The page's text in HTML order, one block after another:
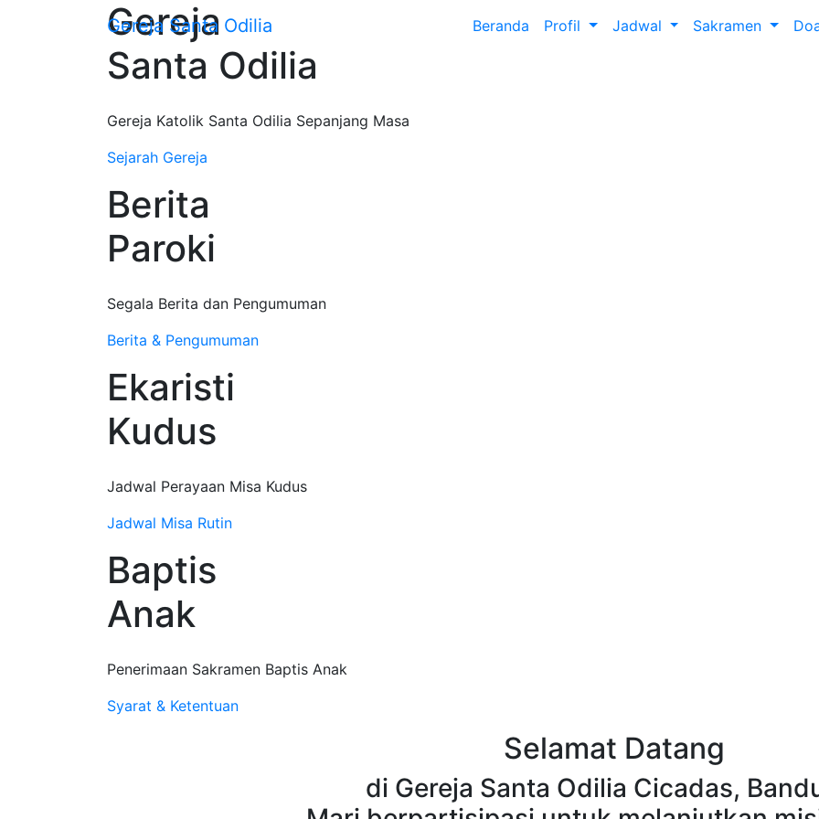
GerejaSanta Odilia Beranda Profil Jadwal Sakramen
Gereja
Santa Odilia
Gereja Katolik Santa Odilia Sepanjang Masa
Sejarah Gereja
Berita
Paroki
Segala Berita dan Pengumuman
Berita & Pengumuman
Ekaristi
Kudus
Jadwal Perayaan Misa Kudus
Jadwal Misa Rutin
Baptis
Anak
Penerimaan Sakramen Baptis Anak
Syarat & Ketentuan
Selamat Datang
di Gereja Santa Odilia Cicadas,